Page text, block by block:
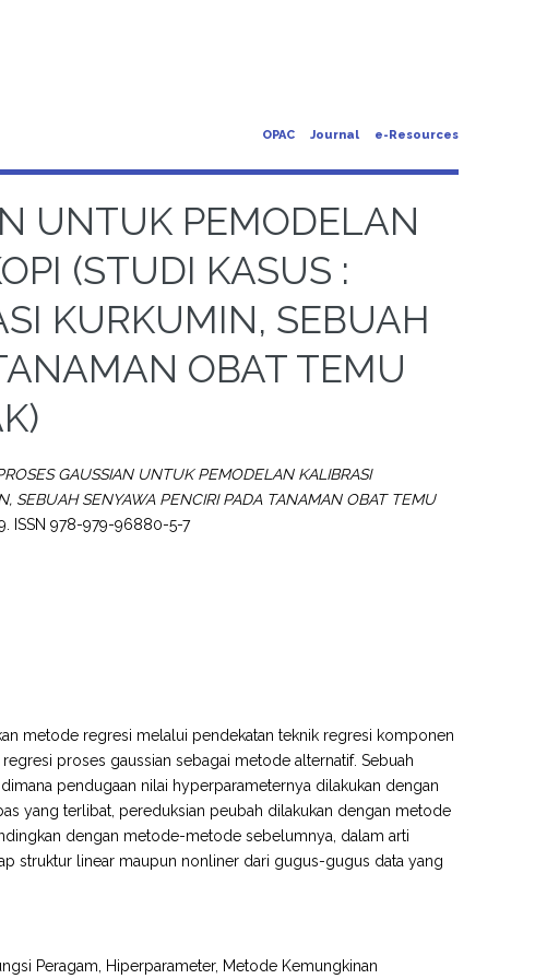
OPAC Journal e-Resources
UNTUK PEMODELAN
(STUDI KASUS :
KURKUMIN, SEBUAH
OBAT TEMU
GAUSSIAN UNTUK PEMODELAN KALIBRASI
SEBUAH SENYAWA PENCIRI PADA TANAMAN OBAT TEMU
ISSN 978-979-96880-5-7
metode regresi melalui pendekatan teknik regresi komponen
proses gaussian sebagai metode alternatif. Sebuah
pendugaan nilai hyperparameternya dilakukan dengan
yang terlibat, pereduksian peubah dilakukan dengan metode
dengan metode-metode sebelumnya, dalam arti
struktur linear maupun nonliner dari gugus-gugus data yang
Peragam, Hiperparameter, Metode Kemungkinan